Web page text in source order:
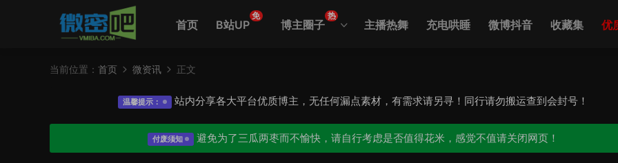
首页 B站UP
免
博主圈子
热
主播热舞 充电哄睡 微博抖音 收藏集 优
当前位置： 首页 微资讯 正文
温馨提示： 站内分享各大平台优质博主，无任何漏点素材，有需求请另寻！同行请勿搬运查到会封号！
付废须知 避免为了三瓜两枣而不愉快，请自行考虑是否值得花米，感觉不值请关闭网页！